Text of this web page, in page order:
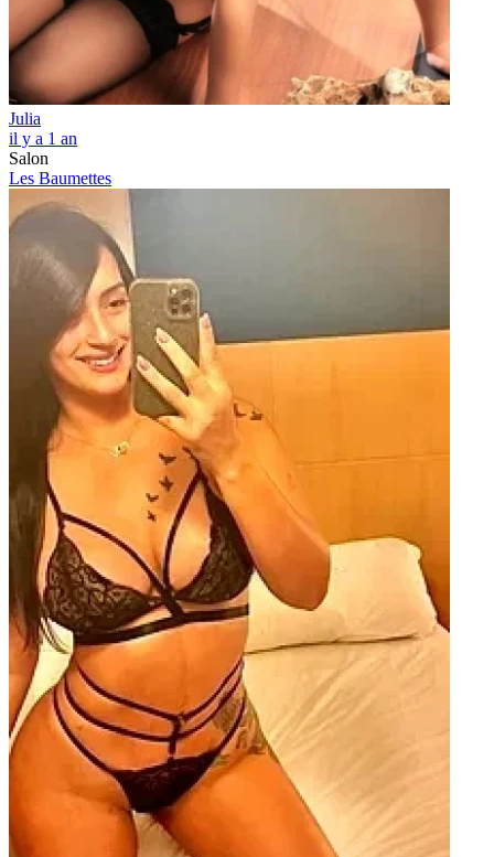
Julia
il y a 1 an
Salon
Les Baumettes